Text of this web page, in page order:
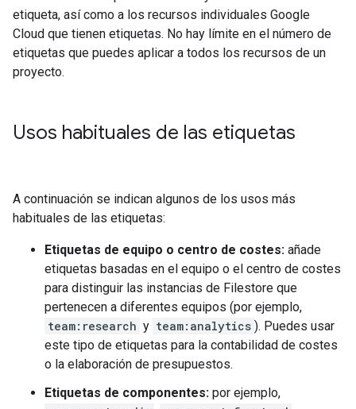
etiqueta, así como a los recursos individuales Google
Cloud que tienen etiquetas. No hay límite en el número de
etiquetas que puedes aplicar a todos los recursos de un
proyecto.
Usos habituales de las etiquetas
A continuación se indican algunos de los usos más
habituales de las etiquetas:
Etiquetas de equipo o centro de costes: añade
etiquetas basadas en el equipo o el centro de costes
para distinguir las instancias de Filestore que
pertenecen a diferentes equipos (por ejemplo,
team:research y team:analytics ). Puedes usar
este tipo de etiquetas para la contabilidad de costes
o la elaboración de presupuestos.
Etiquetas de componentes: por ejemplo,